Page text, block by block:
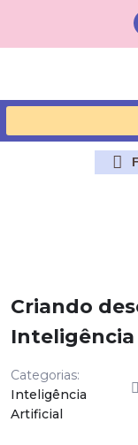
Criando
Categorias:
Inteligência
Artificial